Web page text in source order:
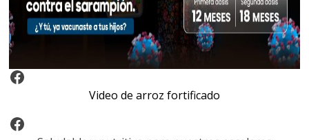
Video Arroz Fortificado
Video de arroz fortificado
Facebook